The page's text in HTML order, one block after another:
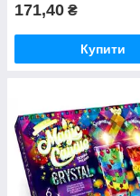
171,40 ₴
Купити